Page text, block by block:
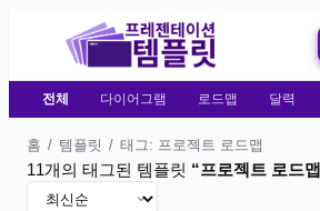
전체 다이어그램 로드맵 달력
홈 / 템플릿 / 태그: 프로젝트 로드맵
11개의 태그된 템플릿 “프로젝트 로드맵